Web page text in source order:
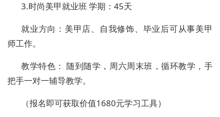
3.时尚美甲就业班 学期： 45天
就业方向：美甲店、自我修饰、毕业后可从事美甲
师工作。
教学特色： 随到随学，周六周末班，循环教学，手
把手一对一辅导教学。
（报名即可获取价值1680元学习工具）